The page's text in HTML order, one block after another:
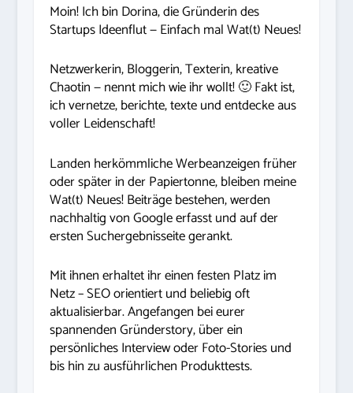
Moin! Ich bin Dorina, die Gründerin des
Startups Ideenflut — Einfach mal Wat(t) Neues!
Netzwerkerin, Bloggerin, Texterin, kreative
Chaotin — nennt mich wie ihr wollt! 🙂 Fakt ist,
ich vernetze, berichte, texte und entdecke aus
voller Leidenschaft!
Landen herkömmliche Werbeanzeigen früher
oder später in der Papiertonne, bleiben meine
Wat(t) Neues! Beiträge bestehen, werden
nachhaltig von Google erfasst und auf der
ersten Suchergebnisseite gerankt.
Mit ihnen erhaltet ihr einen festen Platz im
Netz – SEO orientiert und beliebig oft
aktualisierbar. Angefangen bei eurer
spannenden Gründerstory, über ein
persönliches Interview oder Foto-Stories und
bis hin zu ausführlichen Produkttests.